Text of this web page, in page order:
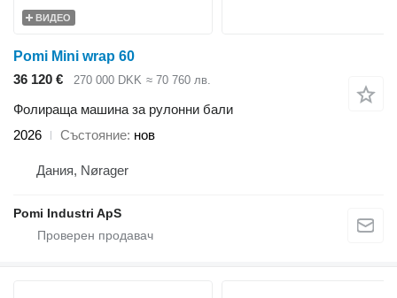
ВИДЕО
Pomi Mini wrap 60
36 120 €
270 000 DKK ≈ 70 760 лв.
Фолираща машина за рулонни бали
2026
Състояние нов
Дания, Nørager
Pomi Industri ApS